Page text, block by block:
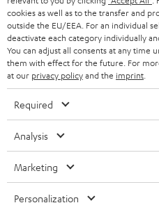
wertiger Verarbeitung
379,00€
Lieferumfang
cookies as well as to the transfer and
outside the EU/EEA. For an individual
deactivate each category individually
You can adjust all consents at any time
them with effect for the future. For
at our privacy policyand the imprint
Required
Analysis
Marketing
Personalization